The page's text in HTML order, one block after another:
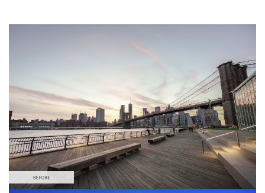
Si prega di Selezionare